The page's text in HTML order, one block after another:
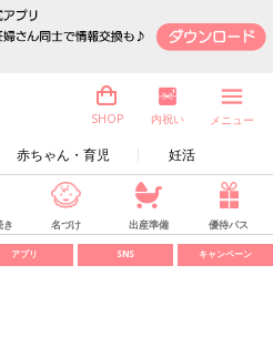
赤ちゃん・育児 妊活
SHOP 内祝い メニュー
き 名づけ 出産準備 優待パス
アプリ SNS キャンペーン